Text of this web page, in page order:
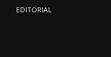
EDITORIAL